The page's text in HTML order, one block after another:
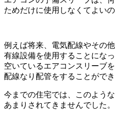
ためだけに使用しなくてよいの
例えば将来、電気配線やその
有線設備を使用することになっ
空いているエアコンスリーブ
配線なり配管をすることができ
今までの住宅では、このよう
あまりされてきませんでした。